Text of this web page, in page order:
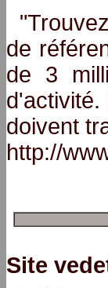
de
de 3
d'activité.
doivent
http://
Site